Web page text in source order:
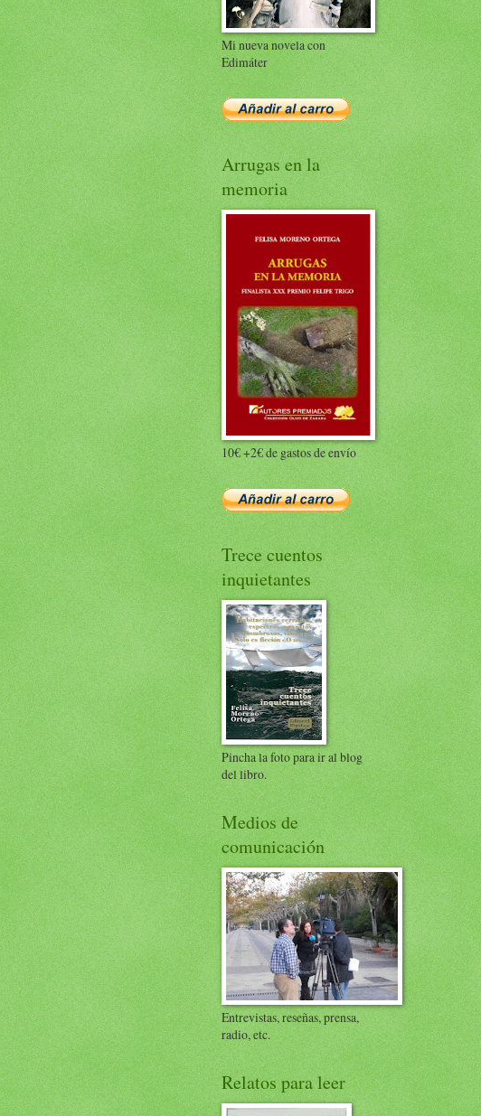
Mi nueva novela con
Edimáter
Arrugas en la
memoria
10€ +2€ de gastos de envío
Trece cuentos
inquietantes
Pincha la foto para ir al blog
del libro.
Medios de
comunicación
Entrevistas, reseñas, prensa,
radio, etc.
Relatos para leer